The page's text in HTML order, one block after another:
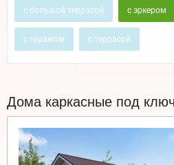
с большой террасой с эркером
с гаражом с террасой
Дома каркасные под